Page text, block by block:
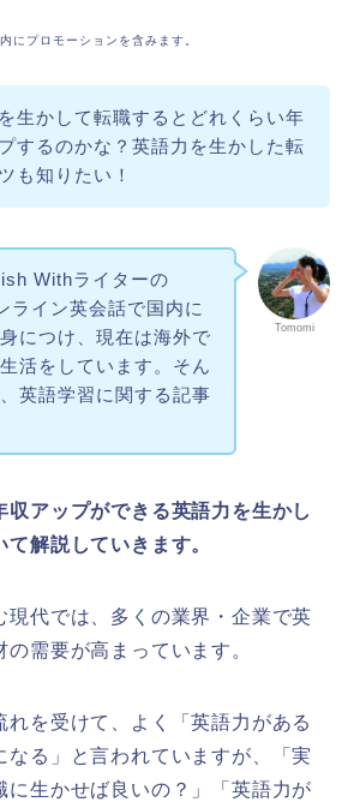
にプロモーションを含みます。
生かして転職するとどれくらい年
するのかな？英語力を生かした転
も知りたい！
Tomomi
Withライターの
ライン英会話で国内に
につけ、現在は海外で
活をしています。そん
英語学習に関する記事
収アップができる英語力を生かし
解説していきます。
現代では、多くの業界・企業で英
需要が高まっています。
れを受けて、よく「英語力がある
なる」と言われていますが、「実
に生かせば良いの？」「英語力が